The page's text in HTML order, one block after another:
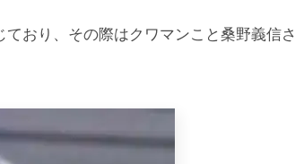
おり、その際はクワマンこと桑野義信さ